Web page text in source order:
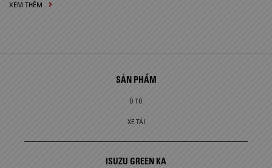
XEM THÊM
SẢN PHẨM
Ô TÔ
XE TẢI
ISUZU GREEN KA